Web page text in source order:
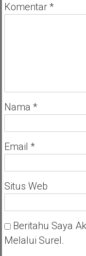
Komentar *
Nama *
Email *
Situs Web
Beritahu Saya
Melalui Surel.